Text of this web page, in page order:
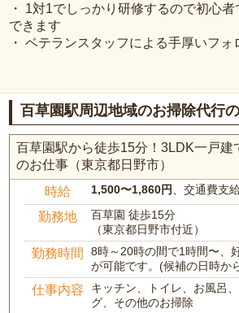
・ 1対1でしっかり研修するので初心
できます
・ ベテランスタッフによる手厚いフォ
百草園駅周辺地域のお掃除代行
百草園駅から徒歩15分！3LDK一戸建
のお仕事（東京都日野市）
時給 1,500〜1,860円、交通費支
勤務地
百草園 徒歩15分
（東京都日野市付近）
勤務時間
8時～20時の間で1時間〜、
が可能です。(候補の日時か
仕事内容
キッチン、トイレ、お風呂
グ、その他のお掃除